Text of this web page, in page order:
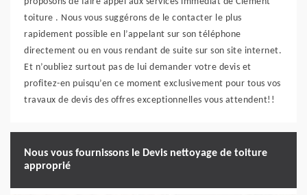
toiture . Nous vous suggérons de le contacter le plus
rapidement possible en l’appelant sur son téléphone
directement ou en vous rendant de suite sur son site internet.
Et n’oubliez surtout pas de lui demander votre devis et
profitez-en puisqu’en ce moment exclusivement pour tous vos
travaux de devis des offres exceptionnelles vous attendent!!
Nous vous fournissons le Devis nettoyage de toiture
approprié